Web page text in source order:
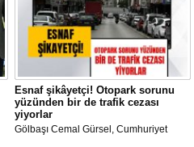
Esnaf şikâyetçi! Otopark sorunu
yüzünden bir de trafik cezası
yiyorlar
Gölbaşı Cemal Gürsel, Cumhuriyet